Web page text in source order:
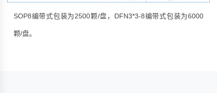
SOP8编带式包装为2500颗/盘，DFN3*3-8编带式包装为6000
颗/盘。